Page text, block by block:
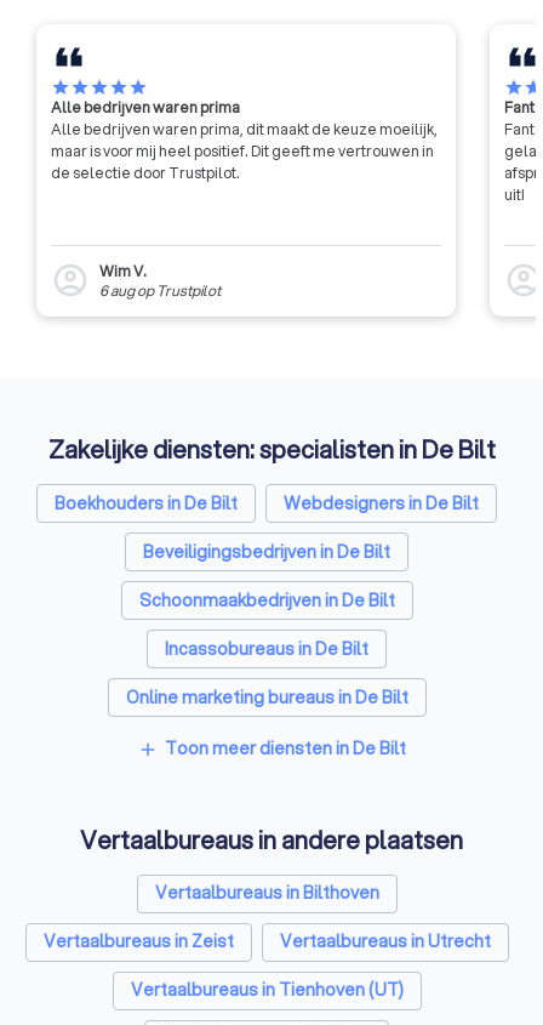
starstarstarstarstar
Alle bedrijven waren prima
Alle bedrijven waren prima, dit maakt de keuze moeilijk,
maar is voor mij heel positief. Dit geeft me vertrouwen in
de selectie door Trustpilot.
account_circle
Wim V.
6 augop Trustpilot
starstar
uit!
account_circle
Zakelijke diensten: specialisten in De Bilt
Boekhouders in De Bilt
Webdesigners in De Bilt
Beveiligingsbedrijven in De Bilt
Schoonmaakbedrijven in De Bilt
Incassobureaus in De Bilt
Online marketing bureaus in De Bilt
Tekstschrijvers in De Bilt
Grafisch ontwerpers in De Bilt
Reclamebureaus in De Bilt
Accountants in De Bilt
add Toon meer diensten in De Bilt
Vertaalbureaus in andere plaatsen
Vertaalbureaus in Bilthoven
Vertaalbureaus in Zeist
Vertaalbureaus in Utrecht
Vertaalbureaus in Tienhoven (UT)